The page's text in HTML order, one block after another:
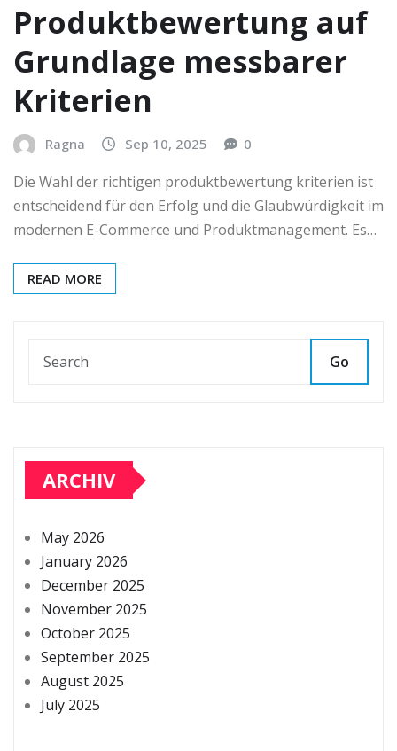
Produktbewertung auf
Grundlage messbarer
Kriterien
Ragna Sep 10, 2025 0
Die Wahl der richtigen produktbewertung kriterien ist
entscheidend für den Erfolg und die Glaubwürdigkeit im
modernen E-Commerce und Produktmanagement. Es…
READ MORE
Go
ARCHIV
May 2026
January 2026
December 2025
November 2025
October 2025
September 2025
August 2025
July 2025